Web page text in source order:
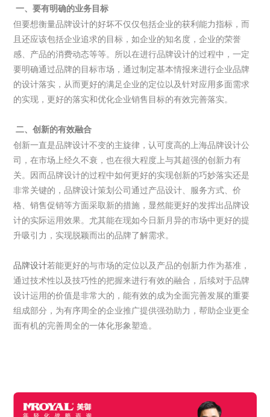
一、要有明确的业务目标
但要想衡量品牌设计的好坏不仅仅包括企业的获利能力指标，而
且还应该包括企业追求的目标，如企业的知名度，企业的荣誉
感、产品的消费动态等等。所以在进行品牌设计的过程中，一定
要明确通过品牌的目标市场，通过制定基本情报来进行企业品牌
的设计落实，从而更好的满足企业的定位以及针对应用多面需求
的实现，更好的落实和优化企业销售目标的有效完善落实。
二、创新的有效融合
创新一直是品牌设计不变的主旋律，认可度高的上海品牌设计公
司，在市场上经久不衰，也在很大程度上与其超强的创新力有
关。因而品牌设计的过程中如何更好的实现创新的巧妙落实还是
非常关键的，品牌设计策划公司通过产品设计、服务方式、价
格、销售促销等方面采取新的措施，显然能更好的发挥出品牌设
计的实际运用效果。尤其能在现如今日新月异的市场中更好的提
升吸引力，实现脱颖而出的品牌了解需求。
品牌设计若能更好的与市场的定位以及产品的创新力作为基准，
通过技术性以及技巧性的把握来进行有效的融合，后续对于品牌
设计运用的价值是非常大的，能有效的成为全面完善发展的重要
组成部分，为有序周全的企业推广提供强劲助力，帮助企业更全
面有机的完善周全的一体化形象塑造。